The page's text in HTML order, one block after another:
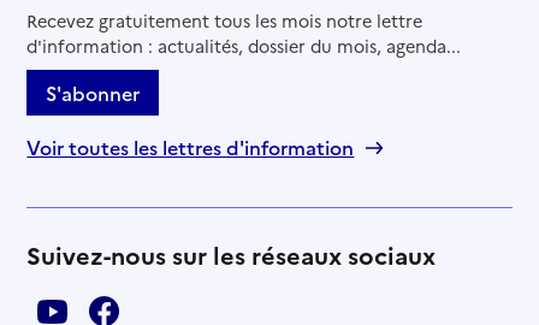
Recevez gratuitement tous les mois notre lettre
d'information : actualités, dossier du mois, agenda...
S'abonner
Voir toutes les lettres d'information
Suivez-nous sur les réseaux sociaux